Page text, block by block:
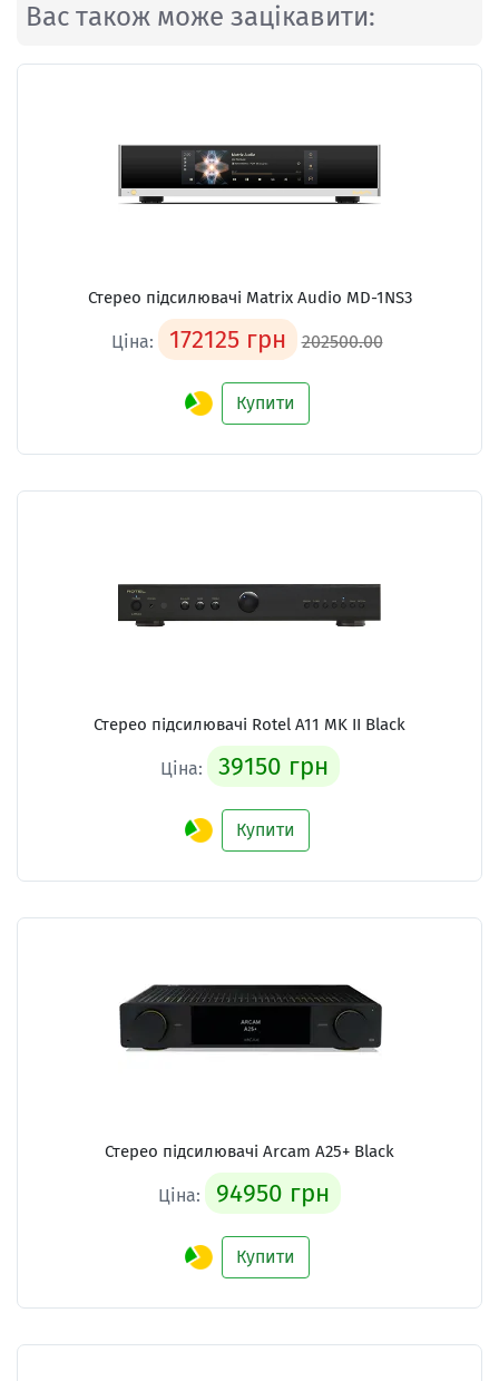
Вас також може зацікавити:
Стерео підсилювачі Matrix Audio MD-1NS3
Ціна: 172125 грн 202500.00
Купити
Стерео підсилювачі Rotel A11 MK II Black
Ціна: 39150 грн
Купити
Стерео підсилювачі Arcam A25+ Black
Ціна: 94950 грн
Купити